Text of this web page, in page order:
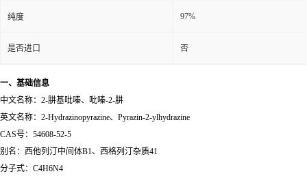
纯度 97%
是否进口 否
一、基础信息
中文名称：2-肼基吡嗪、吡嗪-2-肼
英文名称：2-Hydrazinopyrazine、Pyrazin-2-ylhydrazine
CAS号：54608-52-5
别名：西他列汀中间体B1、西格列汀杂质41
分子式：C4H6N4